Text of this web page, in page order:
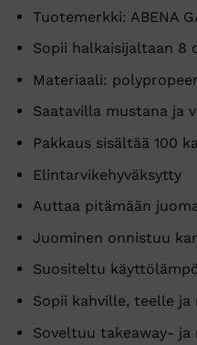
Tuotemerkki: ABENA
Sopii halkaisijaltaan 8
Materiaali:
Saatavilla mustana ja
Pakkaus sisältää 100
Elintarvikehyväksytty
Auttaa pitämään
Juominen onnistuu
Suositeltu
Sopii kahville, teelle
Soveltuu takeaway-